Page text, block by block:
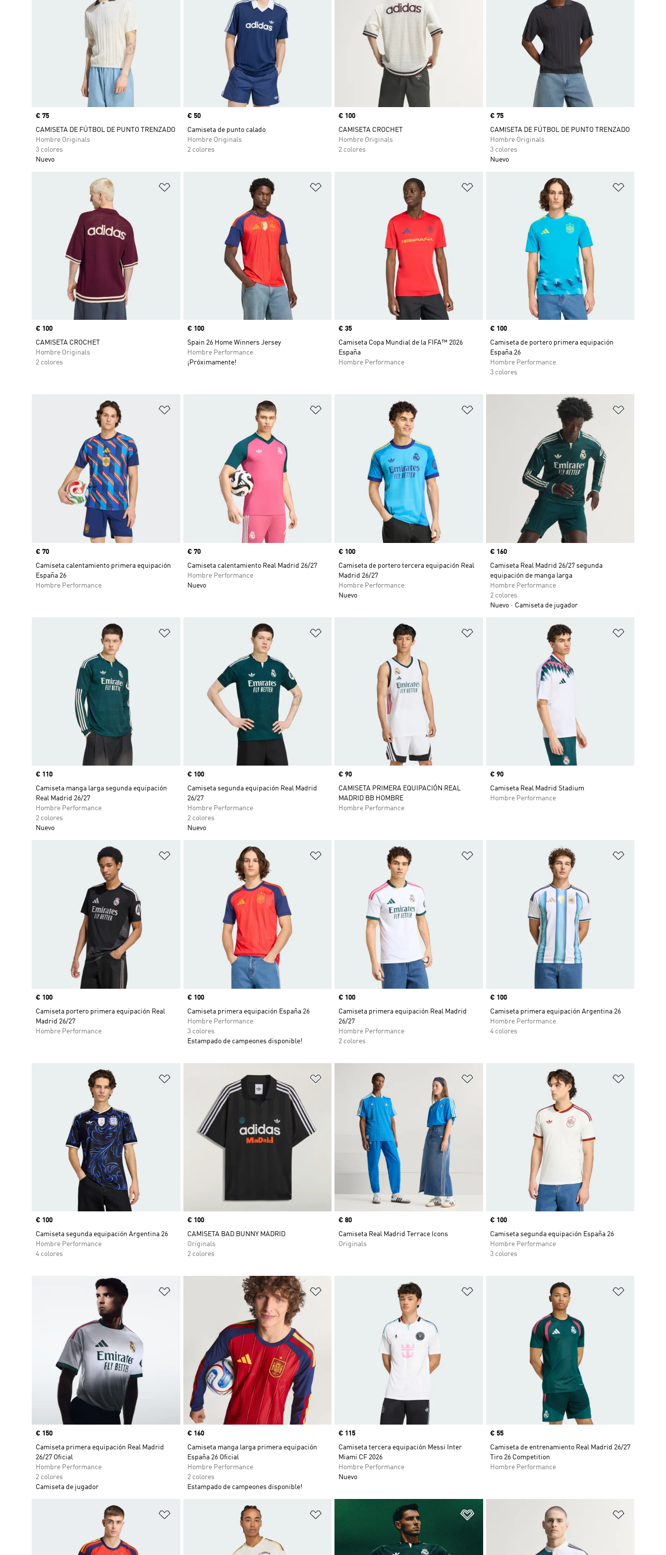
Precio
€ 75
CAMISETA DE FÚTBOL DE PUNTO TRENZADO
Hombre Originals
3 colores
Nuevo
Precio
€ 50
Camiseta de punto calado
Hombre Originals
2 colores
Precio
€ 100
CAMISETA CROCHET
Hombre Originals
2 colores
Precio
€ 75
CAMISETA DE FÚTBOL DE PUNTO TRENZADO
Hombre Originals
3 colores
Nuevo
Añadir a la lista de deseos
Precio
€ 100
CAMISETA CROCHET
Hombre Originals
2 colores
Añadir a la lista de deseos
Precio
€ 100
Spain 26 Home Winners Jersey
Hombre Performance
¡Próximamente!
Añadir a la lista de deseos
Precio
€ 35
Camiseta Copa Mundial de la FIFA™ 2026
España
Hombre Performance
Precio
€ 100
Camiseta de portero primera equipación
España 26
Hombre Performance
3 colores
Añadir a la lista de deseos
Precio
€ 70
Camiseta calentamiento primera equipación
España 26
Hombre Performance
Añadir a la lista de deseos
Precio
€ 70
Camiseta calentamiento Real Madrid 26/27
Hombre Performance
Nuevo
Añadir a la lista de deseos
Precio
€ 100
Camiseta de portero tercera equipación Real
Madrid 26/27
Hombre Performance
Nuevo
Precio
€ 160
Camiseta Real Madrid 26/27 segunda
equipación de manga larga
Hombre Performance
2 colores
Nuevo
Camiseta de jugador
Añadir a la lista de deseos
Precio
€ 110
Camiseta manga larga segunda equipación
Real Madrid 26/27
Hombre Performance
2 colores
Nuevo
Añadir a la lista de deseos
Precio
€ 100
Camiseta segunda equipación Real Madrid
26/27
Hombre Performance
2 colores
Nuevo
Añadir a la lista de deseos
Precio
€ 90
CAMISETA PRIMERA EQUIPACIÓN REAL
MADRID BB HOMBRE
Hombre Performance
Precio
€ 90
Camiseta Real Madrid Stadium
Hombre Performance
Añadir a la lista de deseos
Precio
€ 100
Camiseta portero primera equipación Real
Madrid 26/27
Hombre Performance
Añadir a la lista de deseos
Precio
€ 100
Camiseta primera equipación España 26
Hombre Performance
3 colores
Estampado de campeones disponible!
Añadir a la lista de deseos
Precio
€ 100
Camiseta primera equipación Real Madrid
26/27
Hombre Performance
2 colores
Precio
€ 100
Camiseta primera equipación Argentina 26
Hombre Performance
4 colores
Añadir a la lista de deseos
Precio
€ 100
Camiseta segunda equipación Argentina 26
Hombre Performance
4 colores
Añadir a la lista de deseos
Precio
€ 100
CAMISETA BAD BUNNY MADRID
Originals
2 colores
Añadir a la lista de deseos
Precio
€ 80
Camiseta Real Madrid Terrace Icons
Originals
Precio
€ 100
Camiseta segunda equipación España 26
Hombre Performance
3 colores
Añadir a la lista de deseos
Precio
€ 150
Camiseta primera equipación Real Madrid
26/27 Oficial
Hombre Performance
2 colores
Camiseta de jugador
Añadir a la lista de deseos
Precio
€ 160
Camiseta manga larga primera equipación
España 26 Oficial
Hombre Performance
2 colores
Estampado de campeones disponible!
Añadir a la lista de deseos
Precio
€ 115
Camiseta tercera equipación Messi Inter
Miami CF 2026
Hombre Performance
Nuevo
Precio
€ 55
Camiseta de entrenamiento Real Madrid 26/27
Tiro 26 Competition
Hombre Performance
Añadir a la lista de deseos Añadir a la lista de deseos Añadir a la lista de deseos